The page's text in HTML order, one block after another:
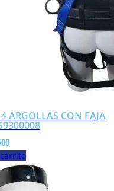
ARGOLLAS CON FAJA